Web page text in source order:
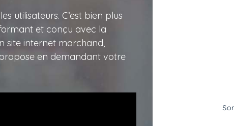
utilisateurs. C’est bien plus
et conçu avec la
site internet marchand,
en demandant votre